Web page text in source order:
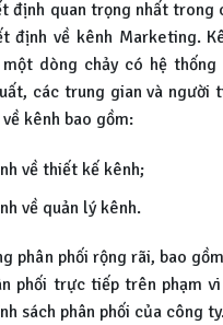
định quan trọng nhất trong
định về kênh Marketing.
dòng chảy có hệ
các trung gian và người
kênh bao gồm:
về thiết kế kênh;
về quản lý kênh.
phân phối rộng rãi, bao
phối trực tiếp trên phạm
sách phân phối của công